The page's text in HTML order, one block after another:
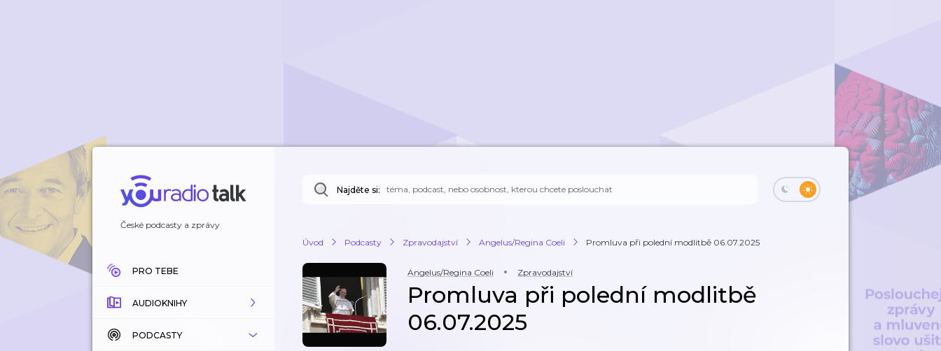
České podcasty a zprávy
PRO TEBE
AUDIOKNIHY
KATALOG
PODCASTY
Najděte si:
Úvod Podcasty Zpravodajství Angelus/Regina Coeli Promluva při polední modlitbě 06.07.2025
Angelus/Regina Coeli Zpravodajství
Promluva při polední modlitbě
06.07.2025